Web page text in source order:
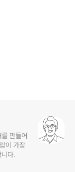
만들어
이 가장
다.